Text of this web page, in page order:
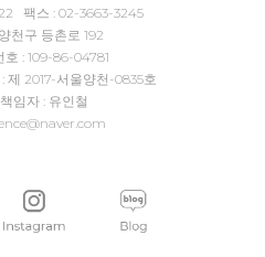
팩스 : 02-3663-3245
천구 등촌로 192
호 : 109-86-04781
제 2017-서울양천-0835호
임자 : 유인철